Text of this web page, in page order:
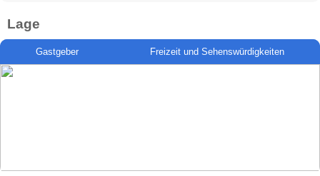
Lage
Gastgeber Freizeit und Sehenswürdigkeiten